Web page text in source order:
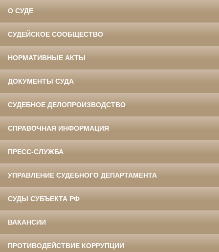
О СУДЕ
СУДЕЙСКОЕ СООБЩЕСТВО
НОРМАТИВНЫЕ АКТЫ
ДОКУМЕНТЫ СУДА
СУДЕБНОЕ ДЕЛОПРОИЗВОДСТВО
СПРАВОЧНАЯ ИНФОРМАЦИЯ
ПРЕСС-СЛУЖБА
УПРАВЛЕНИЕ СУДЕБНОГО ДЕПАРТАМЕНТА
СУДЫ СУБЪЕКТА РФ
ВАКАНСИИ
ПРОТИВОДЕЙСТВИЕ КОРРУПЦИИ